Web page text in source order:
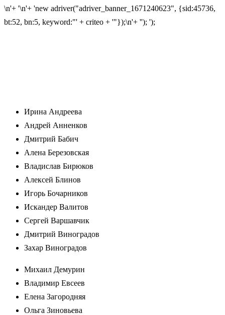
\n'+ '\n'+ 'new adriver("adriver_banner_1671240623", {sid:45736,
bt:52, bn:5, keyword:"' + criteo + '"});\n'+ ''); ');
Ирина Андреева
Андрей Анненков
Дмитрий Бабич
Алена Березовская
Владислав Бирюков
Алексей Блинов
Игорь Бочарников
Искандер Валитов
Сергей Варшавчик
Дмитрий Виноградов
Захар Виноградов
Михаил Демурин
Владимир Евсеев
Елена Загородняя
Ольга Зиновьева